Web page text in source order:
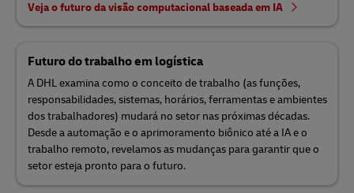
Veja o futuro da visão computacional baseada em IA
Futuro do trabalho em logística
A DHL examina como o conceito de trabalho (as funções,
responsabilidades, sistemas, horários, ferramentas e ambientes
dos trabalhadores) mudará no setor nas próximas décadas.
Desde a automação e o aprimoramento biônico até a IA e o
trabalho remoto, revelamos as mudanças para garantir que o
setor esteja pronto para o futuro.